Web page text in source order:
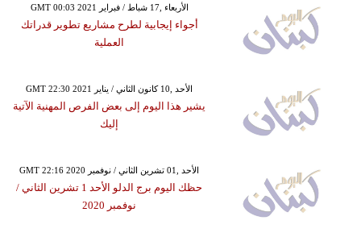
GMT 00:03 2021 الأربعاء ,17 شباط / فبراير
أجواء إيجابية لطرح مشاريع تطوير قدراتك
العملية
GMT 22:30 2021 الأحد ,10 كانون الثاني / يناير
يشير هذا اليوم إلى بعض الفرص المهنية الآتية
إليك
GMT 22:16 2020 الأحد ,01 تشرين الثاني / نوفمبر
حظك اليوم برج الدلو الأحد 1 تشرين الثاني /
نوفمبر 2020